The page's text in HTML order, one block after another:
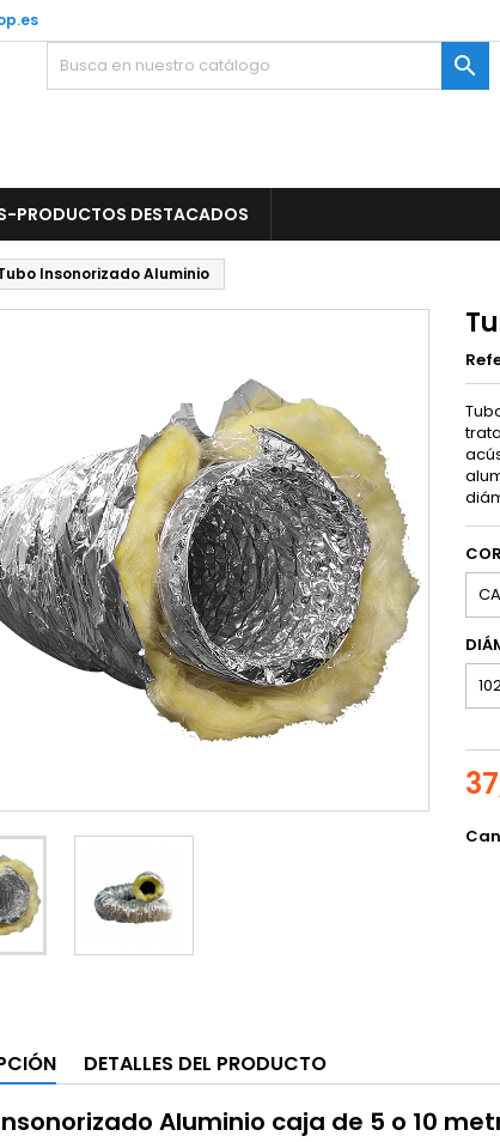

PRODUCTOS DESTACADOS
Insonorizado Aluminio
DETALLES DEL PRODUCTO
Aluminio caja de 5 o 10